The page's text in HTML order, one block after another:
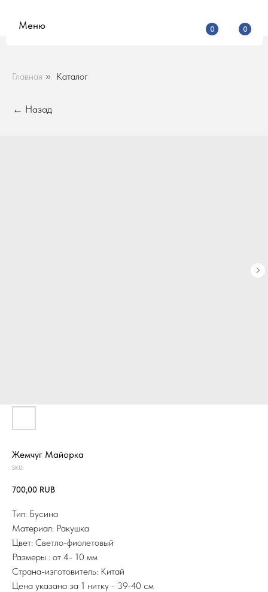
Главная » Каталог
← Назад
Жемчуг Майорка
SKU:
700,00 RUB
Тип: Бусина
Материал: Ракушка
Цвет: Светло-фиолетовый
Размеры : от 4- 10 мм
Страна-изготовитель: Китай
Цена указана за 1 нитку - 39-40 см